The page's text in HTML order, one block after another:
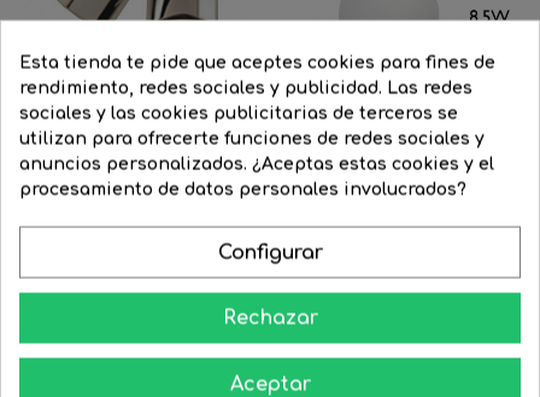
9016
Negro
mate
Cromo
Foco dos cilindros 7cm...
COMPRAR  
Foco LED de aluminio
blanco...
COMPRAR  
Esta tienda te pide que aceptes cookies para fines de
rendimiento, redes sociales y publicidad. Las redes
sociales y las cookies publicitarias de terceros se
utilizan para ofrecerte funciones de redes sociales y
anuncios personalizados. ¿Aceptas estas cookies y el
procesamiento de datos personales involucrados?
Configurar
Rechazar
Aceptar